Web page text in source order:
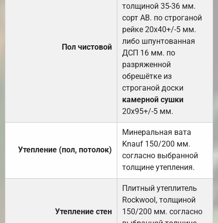
Пол чистовой
толщиной 35-36 мм.
сорт АВ. по строганой
рейке 20х40+/-5 мм.
либо шпунтованная
ДСП 16 мм. по
разряженной
обрешётке из
строганой доски
камерной сушки
20х95+/-5 мм.
Утепление (пол, потолок)
Минеральная вата
Knauf 150/200 мм.
согласно выбранной
толщине утепления.
Утепление стен
Плитный утеплитель
Rockwool, толщиной
150/200 мм. согласно